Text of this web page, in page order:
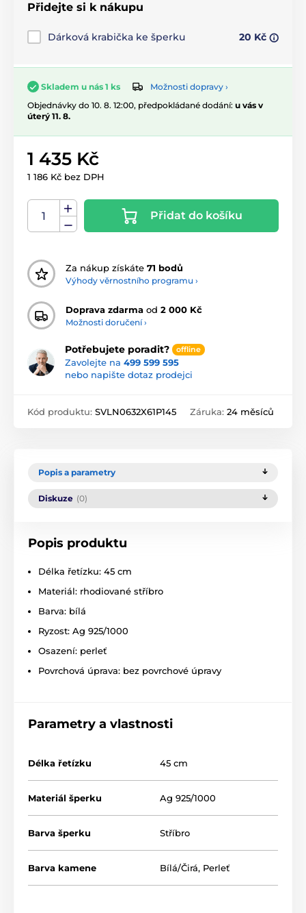
Přidejte si k nákupu
Dárková krabička ke šperku 20 Kč
Skladem u nás 1 ks
Možnosti dopravy ›
Objednávky do 10. 8. 12:00, předpokládané dodání: u vás v
úterý 11. 8.
1 435 Kč
1 186 Kč bez DPH
Přidat do košíku
Za nákup získáte 71 bodů
Výhody věrnostního programu ›
Doprava zdarma od 2 000 Kč
Možnosti doručení ›
Potřebujete poradit? offline
Zavolejte na 499 599 595
nebo napište dotaz prodejci
Kód produktu: SVLN0632X61P145 Záruka: 24 měsíců
Popis a parametry
Diskuze (0)
Popis produktu
Délka řetízku: 45 cm
Materiál: rhodiované stříbro
Barva: bílá
Ryzost: Ag 925/1000
Osazení: perleť
Povrchová úprava: bez povrchové úpravy
Parametry a vlastnosti
Délka řetízku 45 cm
Materiál šperku Ag 925/1000
Barva šperku Stříbro
Barva kamene Bílá/Čirá, Perleť